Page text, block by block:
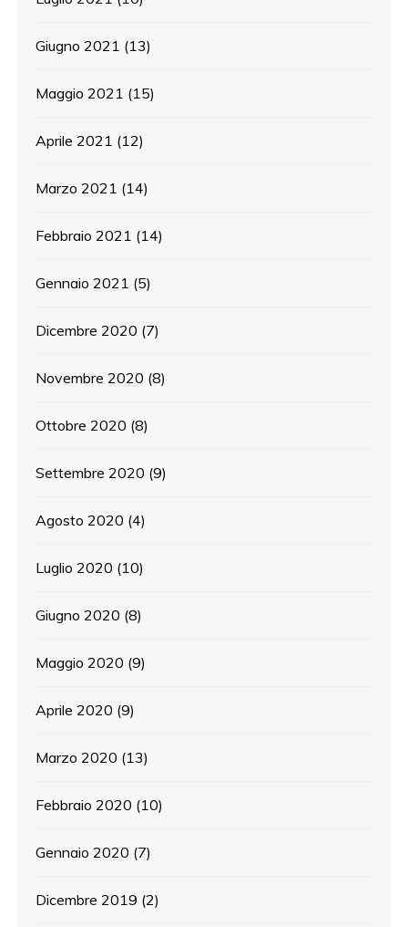
Giugno 2021 (13)
Maggio 2021 (15)
Aprile 2021 (12)
Marzo 2021 (14)
Febbraio 2021 (14)
Gennaio 2021 (5)
Dicembre 2020 (7)
Novembre 2020 (8)
Ottobre 2020 (8)
Settembre 2020 (9)
Agosto 2020 (4)
Luglio 2020 (10)
Giugno 2020 (8)
Maggio 2020 (9)
Aprile 2020 (9)
Marzo 2020 (13)
Febbraio 2020 (10)
Gennaio 2020 (7)
Dicembre 2019 (2)